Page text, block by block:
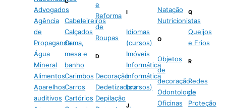
Advogados
Agência
de
Propaganda
Água
Mineral
Alimentos
Aparelhos
auditivos
Cabeleireiros
Calçados
Cama,
mesa e
banho
Carimbos
Carros
Cartórios
e
Reforma
de
Roupas
D
Decoração
Dedetizadora
Depilação
I
Idiomas
(cursos)
Imóveis
Informática
Informática
(cursos)
J
Natação
Nutricionistas
O
Objetos
de
decoração
Odontologia
Oficinas
Q
Queijos
e Frios
R
Redes
de
Proteção